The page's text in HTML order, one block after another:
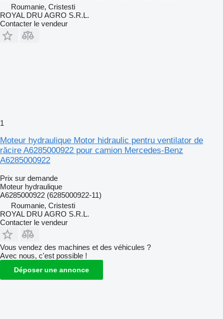
Roumanie, Cristesti
ROYAL DRU AGRO S.R.L.
Contacter le vendeur
1
Moteur hydraulique Motor hidraulic pentru ventilator de
răcire A6285000922 pour camion Mercedes-Benz
A6285000922
Prix sur demande
Moteur hydraulique
A6285000922 (6285000922-11)
Roumanie, Cristesti
ROYAL DRU AGRO S.R.L.
Contacter le vendeur
Vous vendez des machines et des véhicules ?
Avec nous, c'est possible !
Déposer une annonce